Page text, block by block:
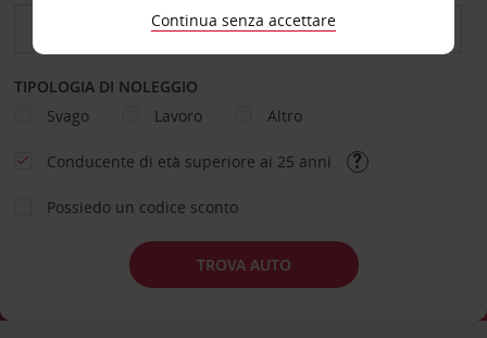
TIPOLOGIA DI NOLEGGIO
Svago
Lavoro Altro
Conducente di età superiore ai 25 anni
Possiedo un codice sconto
TROVA AUTO
Continua senza accettare